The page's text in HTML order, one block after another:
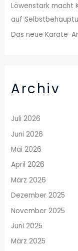
Löwenstark macht
auf
Das neue Karate-
Archiv
Juli 2026
Juni 2026
Mai 2026
April 2026
März 2026
Dezember 2025
November 2025
Juni 2025
März 2025